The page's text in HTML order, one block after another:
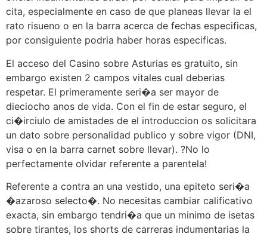
cita, especialmente en caso de que planeas llevar la el
rato risueno o en la barra acerca de fechas especificas,
por consiguiente podria haber horas especificas.
El acceso del Casino sobre Asturias es gratuito, sin
embargo existen 2 campos vitales cual deberias
respetar. El primeramente seri�a ser mayor de
dieciocho anos de vida. Con el fin de estar seguro, el
ci�irciulo de amistades de el introduccion os solicitara
un dato sobre personalidad publico y sobre vigor (DNI,
visa o en la barra carnet sobre llevar). ?No lo
perfectamente olvidar referente a parentela!
Referente a contra an una vestido, una epiteto seri�a
�azaroso selecto�. No necesitas cambiar calificativo
exacta, sin embargo tendri�a que un minimo de isetas
sobre tirantes, los shorts de carreras indumentarias la